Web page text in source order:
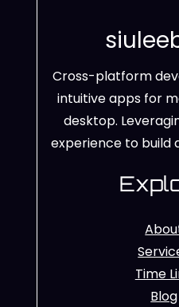
Cross-platform
intuitive apps for
desktop.
experience to build
Time
Blog